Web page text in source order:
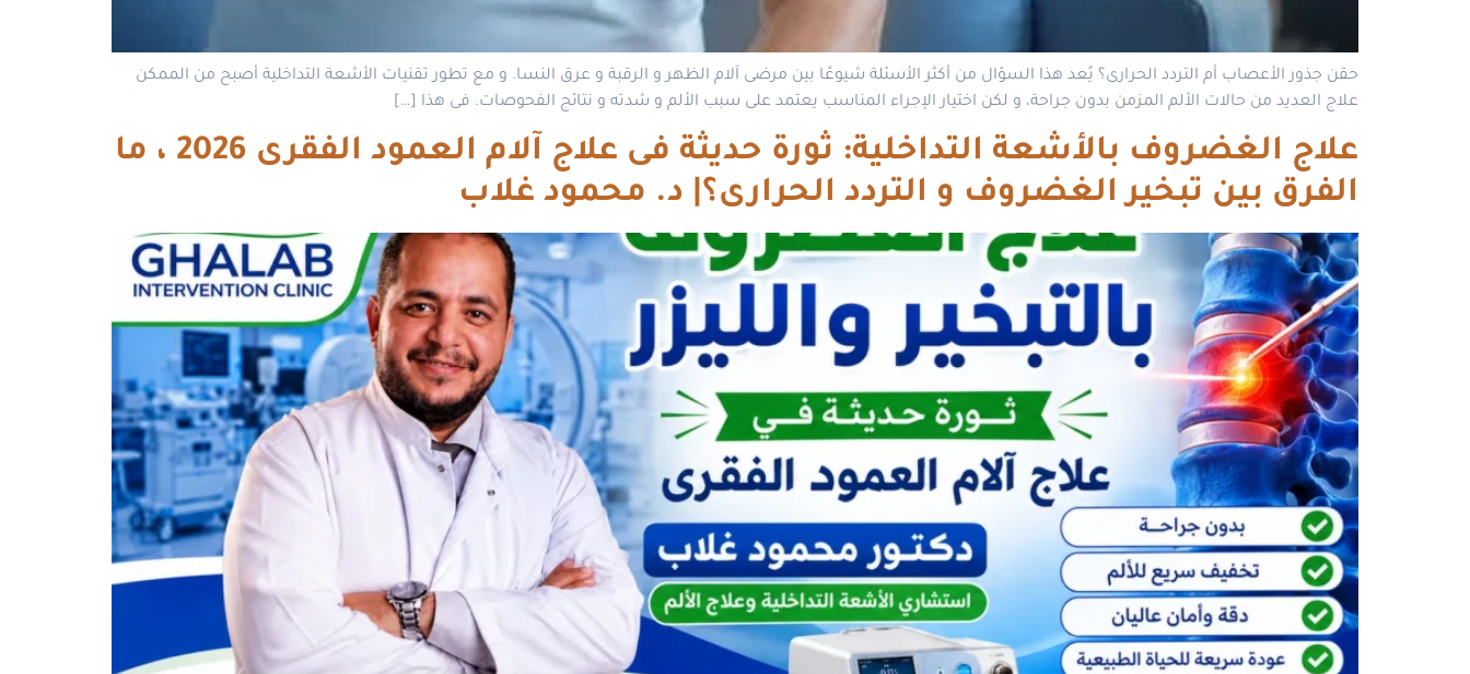
حقن جذور الأعصاب أم التردد الحرارى؟ يُعد هذا السؤال من أكثر الأسئلة شيوعًا بين مرضى آلام الظهر و الرقبة و عرق النسا. و مع تطور تقنيات الأشعة التداخلية أصبح من الممكن
علاج العديد من حالات الألم المزمن بدون جراحة، و لكن اختيار الإجراء المناسب يعتمد على سبب الألم و شدته و نتائج الفحوصات. فى هذا […]
علاج الغضروف بالأشعة التداخلية: ثورة حديثة فى علاج آلام العمود الفقرى 2026 ، ما
الفرق بين تبخير الغضروف و التردد الحرارى؟| د. محمود غلاب